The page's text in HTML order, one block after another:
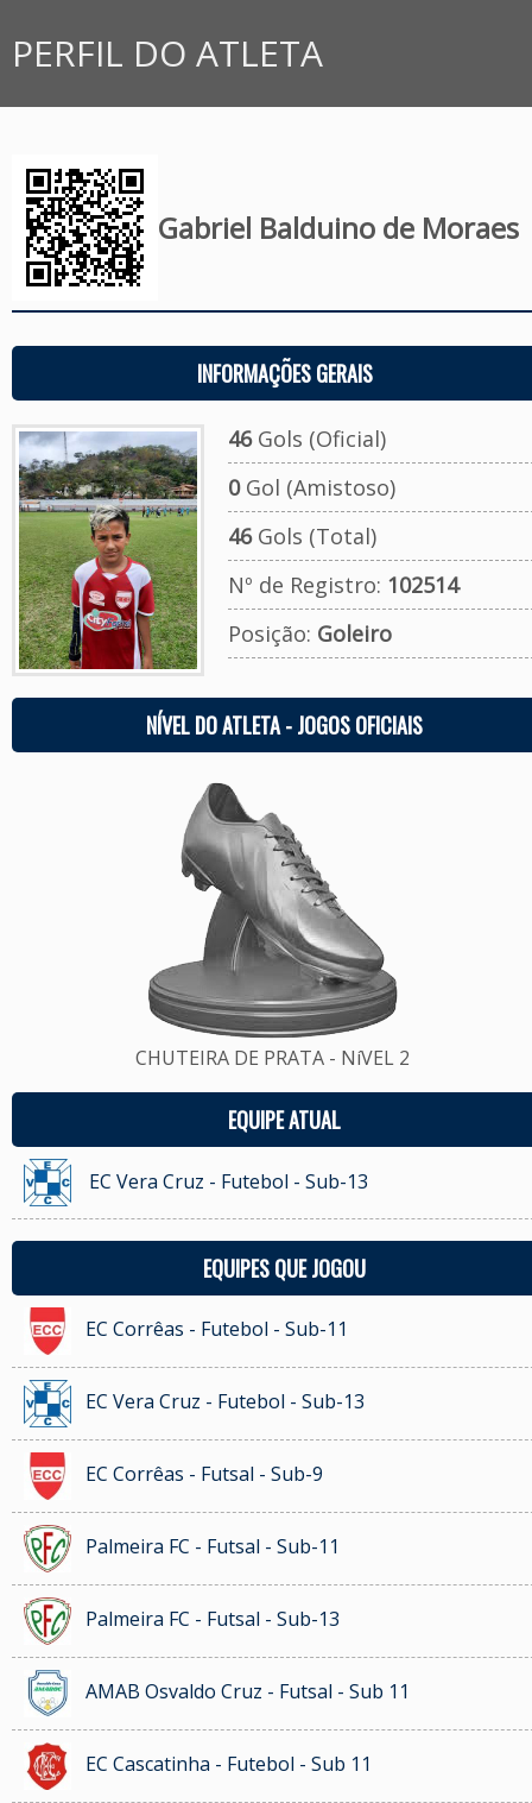
PERFIL DO ATLETA
Gabriel Balduino de Moraes
INFORMAÇÕES GERAIS
46Gols (Oficial)
0Gol (Amistoso)
46Gols (Total)
Nº de Registro: 102514
Posição: Goleiro
NÍVEL DO ATLETA - JOGOS OFICIAIS
CHUTEIRA DE PRATA - NíVEL 2
EQUIPE ATUAL
EC Vera Cruz - Futebol - Sub-13
EQUIPES QUE JOGOU
EC Corrêas - Futebol - Sub-11
EC Vera Cruz - Futebol - Sub-13
EC Corrêas - Futsal - Sub-9
Palmeira FC - Futsal - Sub-11
Palmeira FC - Futsal - Sub-13
AMAB Osvaldo Cruz - Futsal - Sub 11
EC Cascatinha - Futebol - Sub 11